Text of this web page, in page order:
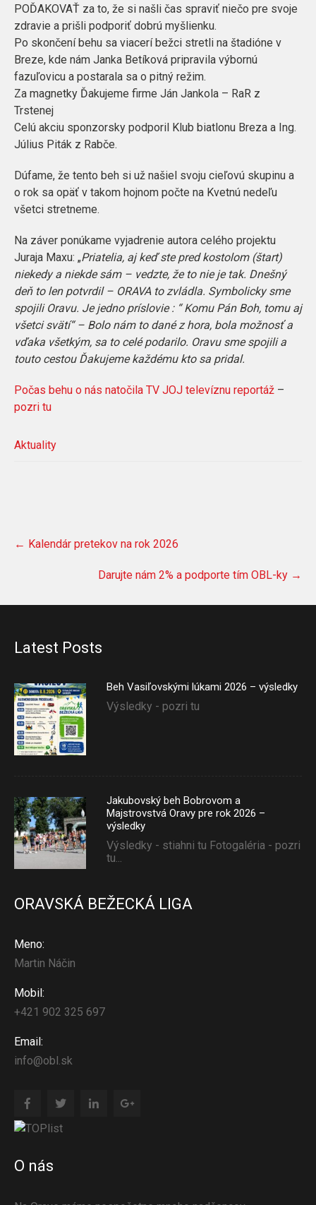
POĎAKOVAŤ za to, že si našli čas spraviť niečo pre svoje
zdravie a prišli podporiť dobrú myšlienku.
Po skončení behu sa viacerí bežci stretli na štadióne v
Breze, kde nám Janka Betíková pripravila výbornú
fazuľovicu a postarala sa o pitný režim.
Za magnetky Ďakujeme firme Ján Jankola – RaR z
Trstenej
Celú akciu sponzorsky podporil Klub biatlonu Breza a Ing.
Július Piták z Rabče.
Dúfame, že tento beh si už našiel svoju cieľovú skupinu a
o rok sa opäť v takom hojnom počte na Kvetnú nedeľu
všetci stretneme.
Na záver ponúkame vyjadrenie autora celého projektu
Juraja Maxu: „Priatelia, aj keď ste pred kostolom (štart)
niekedy a niekde sám – vedzte, že to nie je tak. Dnešný
deň to len potvrdil – ORAVA to zvládla. Symbolicky sme
spojili Oravu. Je jedno príslovie : “ Komu Pán Boh, tomu aj
všetci svätí“ – Bolo nám to dané z hora, bola možnosť a
vďaka všetkým, sa to celé podarilo. Oravu sme spojili a
touto cestou Ďakujeme každému kto sa pridal.
Počas behu o nás natočila TV JOJ televíznu reportáž –
pozri tu
Aktuality
Post
navigation
← Kalendár pretekov na rok 2026
Darujte nám 2% a podporte tím OBL-ky →
Latest Posts
Beh Vasiľovskými lúkami 2026 – výsledky
Výsledky - pozri tu
Jakubovský beh Bobrovom a
Majstrovstvá Oravy pre rok 2026 –
výsledky
Výsledky - stiahni tu Fotogaléria - pozri
tu...
ORAVSKÁ BEŽECKÁ LIGA
Meno:
Martin Náčin
Mobil:
+421 902 325 697
Email:
info@obl.sk
O nás